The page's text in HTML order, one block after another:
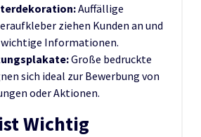
Auffällige
ziehen Kunden an und
Informationen.
Große bedruckte
sich ideal zur Bewerbung von
oder Aktionen.
Wichtig